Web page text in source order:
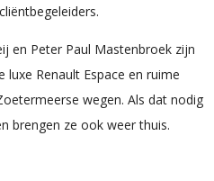
en Peter Paul Mastenbroek zijn
Renault Espace en ruime
wegen. Als dat nodig
brengen ze ook weer thuis.